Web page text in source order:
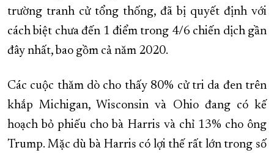
trường tranh cử tổng thống, đã bị quyết định với
cách biệt chưa đến 1 điểm trong 4/6 chiến dịch gần
đây nhất, bao gồm cả năm 2020.
Các cuộc thăm dò cho thấy 80% cử tri da đen trên
khắp Michigan, Wisconsin và Ohio đang có kế
hoạch bỏ phiếu cho bà Harris và chỉ 13% cho ông
Trump. Mặc dù bà Harris có lợi thế rất lớn trong số